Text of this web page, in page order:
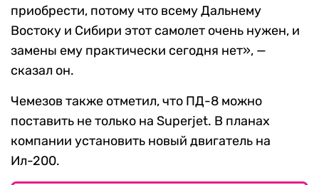
приобрести, потому что всему Дальнему
Востоку и Сибири этот самолет очень нужен, и
замены ему практически сегодня нет», —
сказал он.
Чемезов также отметил, что ПД-8 можно
поставить не только на Superjet. В планах
компании установить новый двигатель на
Ил-200.